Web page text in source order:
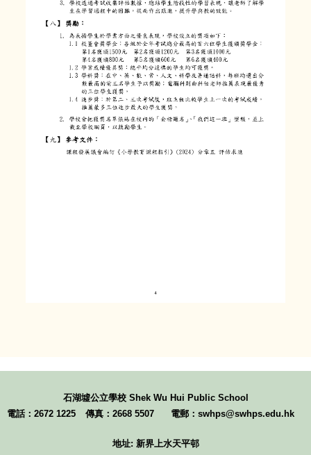
石湖墟公立學校 Shek Wu Hui Public School
電話：2672 1225
傳真：2668 5507 電郵：swhps@swhps.edu.hk
地址: 新界上水天平邨